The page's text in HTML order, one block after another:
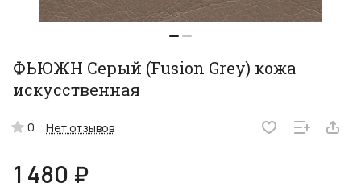
ФЬЮЖН Серый (Fusion Grey) кожа
искусственная
0 Нет отзывов
1 480 ₽